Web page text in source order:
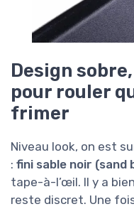
Design
pour rouler
frimer
Niveau look, on est
: fini sable noir (sand
tape-à-l’œil. Il y a
reste discret. Une